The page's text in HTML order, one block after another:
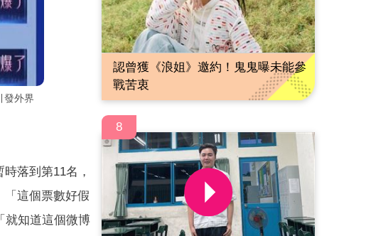
發外界
落到第11名，
「這個票數好假
就知道這個微博
認曾獲《浪姐》邀約！鬼鬼曝未能參
戰苦衷
8